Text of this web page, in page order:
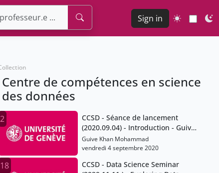
Sign in
Centre de compétences en science
des données
2
CCSD - Séance de lancement
(2020.09.04) - Introduction - Guive
Khan.mp4
Guive Khan Mohammad
vendredi 4 septembre 2020
18
CCSD - Data Science Seminar